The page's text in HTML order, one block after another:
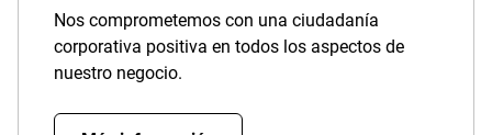
Nos comprometemos con una ciudadanía
corporativa positiva en todos los aspectos de
nuestro negocio.